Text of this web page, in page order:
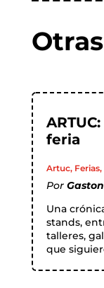
feria
Artuc, Ferias,
Por
Una
stands,
talleres,
que